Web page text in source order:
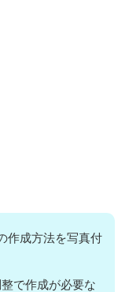
作成方法を写真付
で作成が必要な